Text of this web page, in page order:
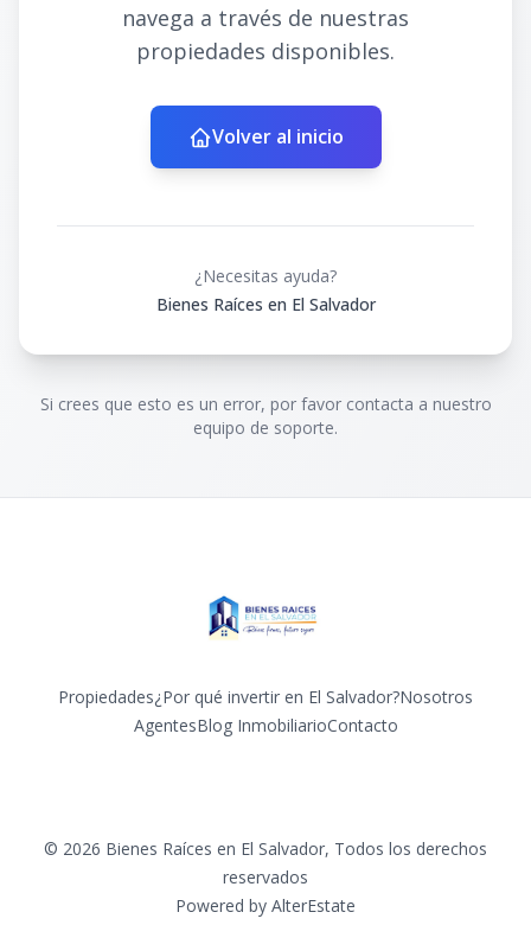
navega a través de nuestras
propiedades disponibles.
Volver al inicio
¿Necesitas ayuda?
Bienes Raíces en El Salvador
Si crees que esto es un error, por favor contacta a nuestro
equipo de soporte.
Propiedades¿Por qué invertir en El Salvador?Nosotros
AgentesBlog InmobiliarioContacto
© 2026 Bienes Raíces en El Salvador, Todos los derechos
reservados
Powered by AlterEstate